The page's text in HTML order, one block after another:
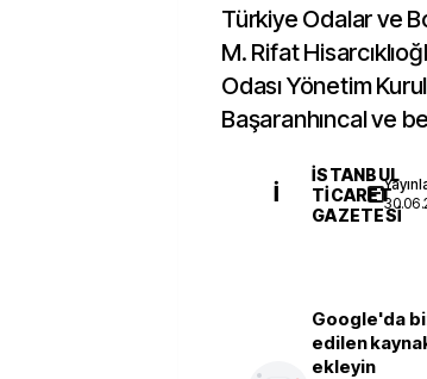
Türkiye Odalar ve
M. Rifat
Odası Yönetim
Başaranhıncal ve
İ
İSTANBUL
TICARET
GAZETESI
Google'da
edilen
ekleyin